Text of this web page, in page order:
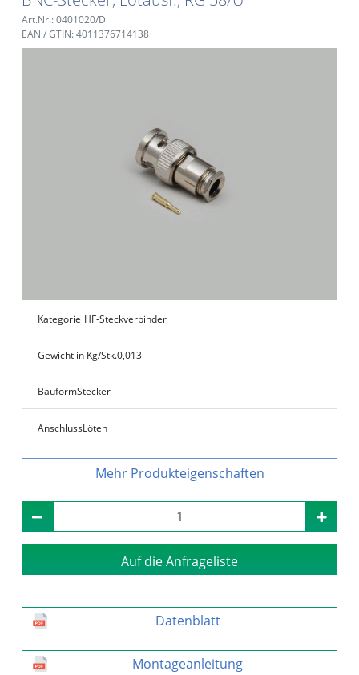
Art.Nr.: 0401020/D
EAN / GTIN: 4011376714138
Kategorie HF-Steckverbinder
Gewicht in Kg/Stk.0,013
BauformStecker
AnschlussLöten
Produkteigenschaften
Auf die Anfrageliste
Datenblatt
Montageanleitung